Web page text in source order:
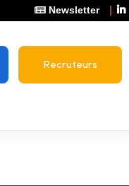
Newsletter
Recruteurs